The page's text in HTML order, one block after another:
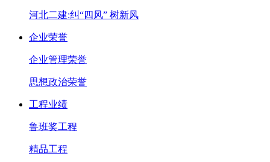
河北二建:纠“四风” 树新风
企业荣誉
企业管理荣誉
思想政治荣誉
工程业绩
鲁班奖工程
精品工程